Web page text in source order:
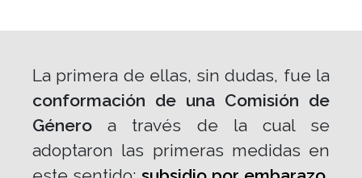
La primera de ellas, sin dudas, fue la
conformación de una Comisión de
Género a través de la cual se
adoptaron las primeras medidas en